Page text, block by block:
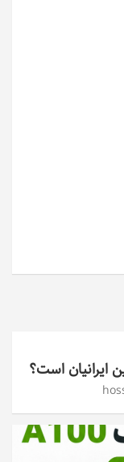
ایرانیان است؟